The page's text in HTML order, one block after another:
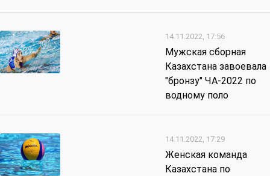
14.11.2022, 17:56
Мужская сборная
Казахстана завоевала
"бронзу" ЧА-2022 по
водному поло
14.11.2022, 17:29
Женская команда
Казахстана по